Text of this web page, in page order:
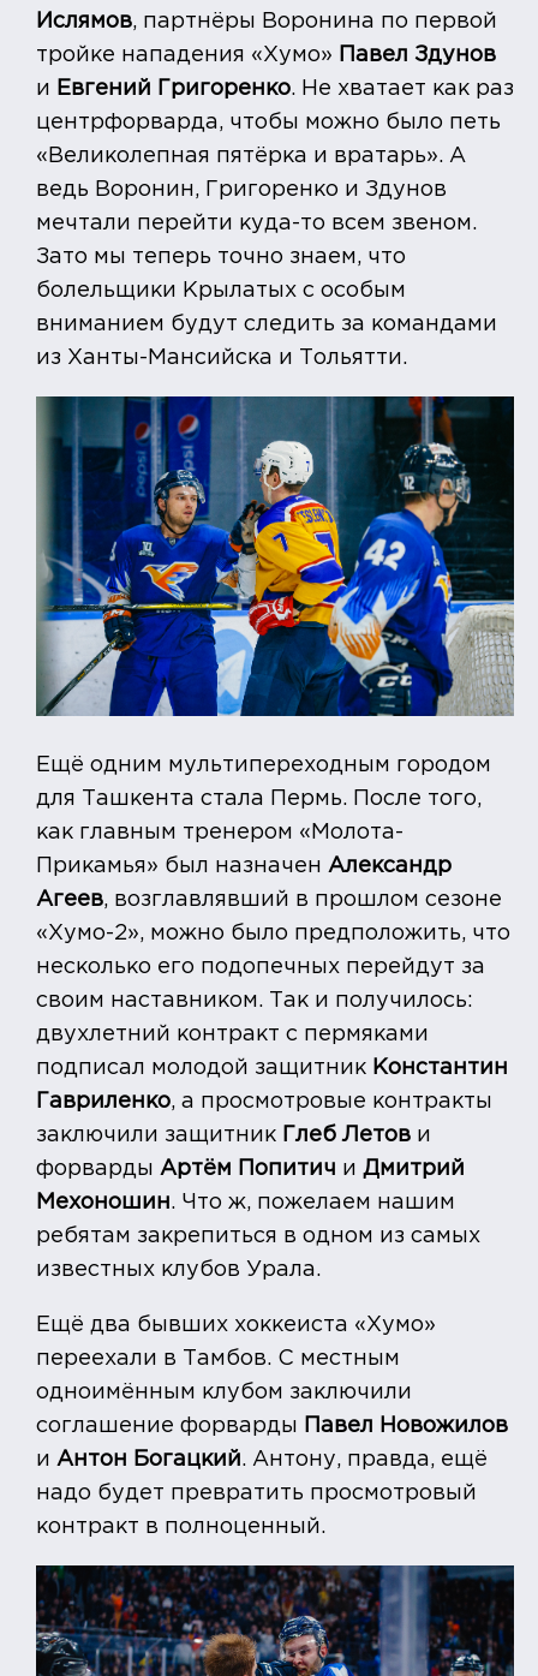
Ислямов, партнёры Воронина по первой
тройке нападения «Хумо»
Павел Здунов
и Евгений Григоренко. Не хватает как раз
центрфорварда, чтобы можно было петь
«Великолепная пятёрка и вратарь». А
ведь Воронин, Григоренко и Здунов
мечтали перейти куда-то всем звеном.
Зато мы теперь точно знаем, что
болельщики Крылатых с особым
вниманием будут следить за командами
из Ханты-Мансийска и Тольятти.
Ещё одним мультипереходным городом
для Ташкента стала Пермь. После того,
как главным тренером «Молота-
Прикамья» был назначен Александр
Агеев, возглавлявший в прошлом сезоне
«Хумо-2», можно было предположить, что
несколько его подопечных перейдут за
своим наставником. Так и получилось:
двухлетний контракт с пермяками
подписал молодой защитник Константин
Гавриленко, а просмотровые контракты
заключили защитник
Глеб Летов и
форварды Артём Попитич и Дмитрий
Мехоношин. Что ж, пожелаем нашим
ребятам закрепиться в одном из самых
известных клубов Урала.
Ещё два бывших хоккеиста «Хумо»
переехали в Тамбов. С местным
одноимённым клубом заключили
соглашение форварды
Павел Новожилов
и Антон Богацкий. Антону, правда, ещё
надо будет превратить просмотровый
контракт в полноценный.